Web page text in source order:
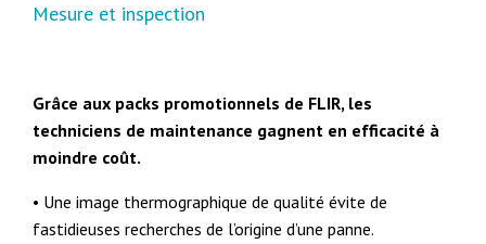
Mesure et inspection
Grâce aux packs promotionnels de FLIR, les
techniciens de maintenance gagnent en efficacité à
moindre coût.
• Une image thermographique de qualité évite de
fastidieuses recherches de l’origine d’une panne.